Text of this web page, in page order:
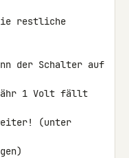
die restliche
der Schalter auf
1 Volt fällt
(unter